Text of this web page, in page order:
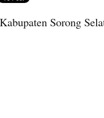
Sorong